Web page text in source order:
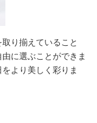
り揃えていること
に選ぶことができま
より美しく彩りま